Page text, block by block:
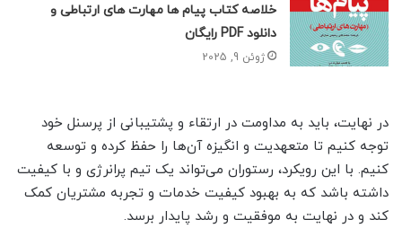
خلاصه کتاب پیام ها مهارت های ارتباطی و
دانلود PDF رایگان
ژوئن 9, 2025
در نهایت، باید به مداومت در ارتقاء و پشتیبانی از پرسنل خود
توجه کنیم تا متعهدیت و انگیزه آن‌ها را حفظ کرده و توسعه
کنیم. با این رویکرد، رستوران می‌تواند یک تیم پرانرژی و با کیفیت
داشته باشد که به بهبود کیفیت خدمات و تجربه مشتریان کمک
کند و در نهایت به موفقیت و رشد پایدار برسد.